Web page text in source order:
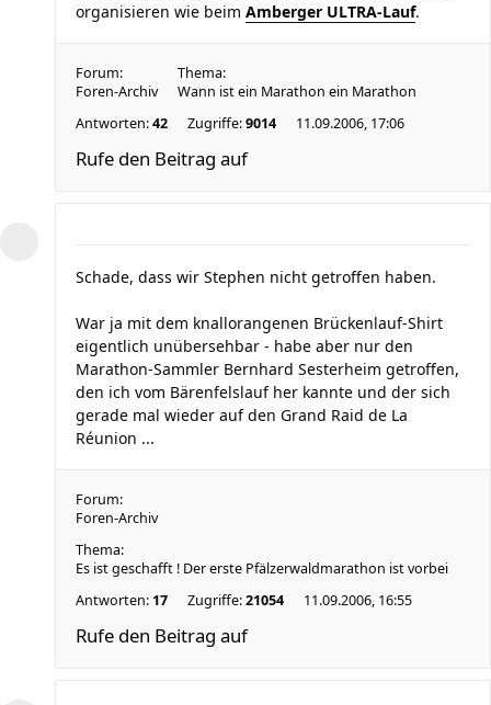
organisieren wie beim Amberger ULTRA-Lauf.
Forum:
Foren-Archiv
Thema:
Wann ist ein Marathon ein Marathon
Antworten:42 Zugriffe:9014 11.09.2006, 17:06
Rufe den Beitrag auf
Schade, dass wir Stephen nicht getroffen haben.
War ja mit dem knallorangenen Brückenlauf-Shirt
eigentlich unübersehbar - habe aber nur den
Marathon-Sammler Bernhard Sesterheim getroffen,
den ich vom Bärenfelslauf her kannte und der sich
gerade mal wieder auf den Grand Raid de La
Réunion ...
Forum:
Foren-Archiv
Thema:
Es ist geschafft ! Der erste Pfälzerwaldmarathon ist vorbei
Antworten: 17 Zugriffe:21054 11.09.2006, 16:55
Rufe den Beitrag auf